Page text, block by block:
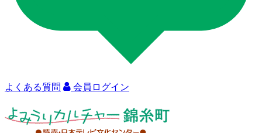
よくある質問 会員ログイン